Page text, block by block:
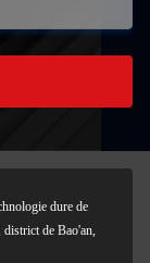
dure de
de Bao'an,